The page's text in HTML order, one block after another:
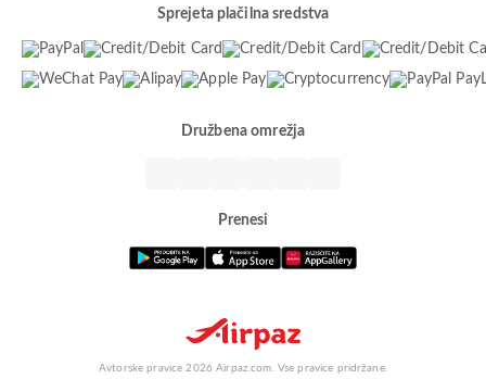
Sprejeta plačilna sredstva
Družbena omrežja
Prenesi
Avtorske pravice 2026 Airpaz.com. Vse pravice pridržane.